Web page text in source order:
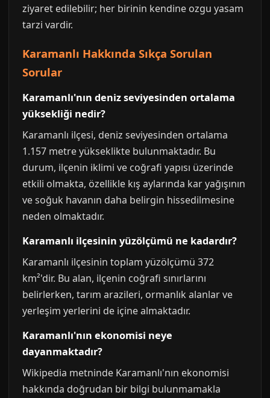
ziyaret edilebilir; her birinin kendine ozgu yasam
tarzi vardir.
Karamanlı Hakkında Sıkça Sorulan
Sorular
Karamanlı'nın deniz seviyesinden ortalama
yüksekliği nedir?
Karamanlı ilçesi, deniz seviyesinden ortalama
1.157 metre yükseklikte bulunmaktadır. Bu
durum, ilçenin iklimi ve coğrafi yapısı üzerinde
etkili olmakta, özellikle kış aylarında kar yağışının
ve soğuk havanın daha belirgin hissedilmesine
neden olmaktadır.
Karamanlı ilçesinin yüzölçümü ne kadardır?
Karamanlı ilçesinin toplam yüzölçümü 372
km²'dir. Bu alan, ilçenin coğrafi sınırlarını
belirlerken, tarım arazileri, ormanlık alanlar ve
yerleşim yerlerini de içine almaktadır.
Karamanlı'nın ekonomisi neye
dayanmaktadır?
Wikipedia metninde Karamanlı'nın ekonomisi
hakkında doğrudan bir bilgi bulunmamakla